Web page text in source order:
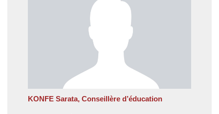
KONFE Sarata, Conseillère d’éducation